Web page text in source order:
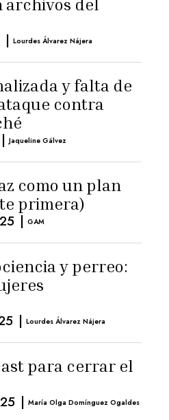
archivos del
| Lourdes Álvarez Nájera
y falta de
contra
| Jaqueline Gálvez
como un plan
primera)
| GAM
y perreo:
| Lourdes Álvarez Nájera
para cerrar el
| María Olga Domínguez Ogaldes